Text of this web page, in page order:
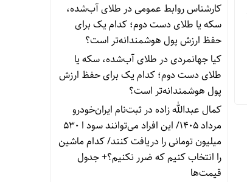
کارشناس روابط عمومیدر طلای آب‌شده،
سکه یا طلای دست دوم؛ کدام یک برای
حفظ ارزش پول هوشمندانه‌تر است؟
کیا جهانمردیدر طلای آب‌شده، سکه یا
طلای دست دوم؛ کدام یک برای حفظ ارزش
پول هوشمندانه‌تر است؟
کمال عبدالله زادهدر ثبت‌نام ایران‌خودرو
مرداد ۱۴۰۵/ این افراد می‌توانند سود ا ۵۳۰
میلیون تومانی را دریافت کنند/ کدام ماشین
را انتخاب کنیم که ضرر نکنیم؟+ جدول
قیمت‌ها